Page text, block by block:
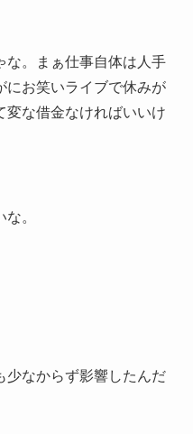
な。まぁ仕事自体は人手
にお笑いライブで休みが
変な借金なければいいけ
。
少なからず影響したんだ